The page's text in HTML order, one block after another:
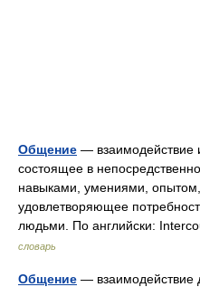
Общение — взаимодействие
состоящее в
навыками, умениями,
удовлетворяющее
людьми. По английски:
словарь
Общение — взаимодействие